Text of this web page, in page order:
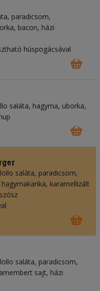
paradicsom,
bacon, házi
húspogácsával
saláta, hagyma, uborka,
saláta, paradicsom,
karamellizált
saláta, paradicsom,
sajt, házi